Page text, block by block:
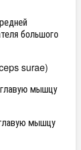
большого
surae)
мышцу
мышцу